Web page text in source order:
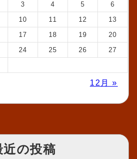
3 4 5
6
10 11 12
13
17 18 19
20
24 25 26
27
12月 »
近の投稿